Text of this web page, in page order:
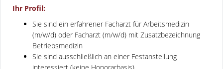
Ihr Profil:
Sie sind ein erfahrener Facharzt für Arbeitsmedizin
(m/w/d) oder Facharzt (m/w/d) mit Zusatzbezeichnung
Betriebsmedizin
Sie sind ausschließlich an einer Festanstellung